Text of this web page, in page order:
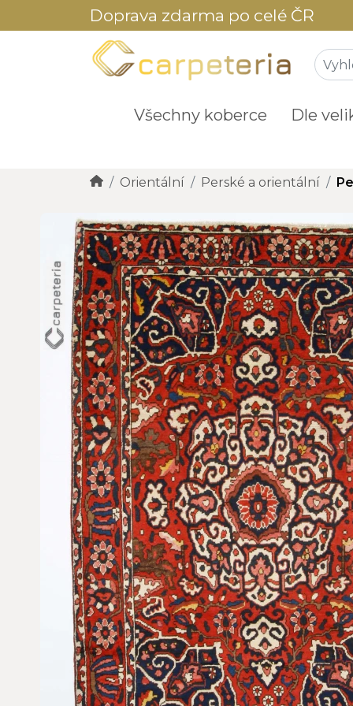
Doprava zdarma po celé ČR
Všechny koberce Dle
Orientální Perské a orientální